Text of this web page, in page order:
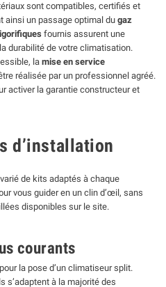
sont compatibles, certifiés et
ainsi un passage optimal du gaz
fournis assurent une
durabilité de votre climatisation.
la mise en service
réalisée par un professionnel agréé.
activer la garantie constructeur et
d’installation
de kits adaptés à chaque
vous guider en un clin d’œil, sans
disponibles sur le site.
courants
la pose d’un climatiseur split.
s’adaptent à la majorité des